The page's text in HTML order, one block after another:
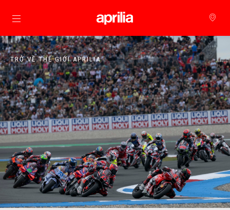
Đi đến bảng tin chính
TRỞ VỀ THẾ GIỚI APRILIA